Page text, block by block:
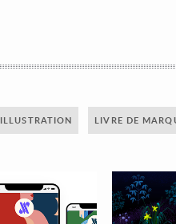
ILLUSTRATION LIVRE DE